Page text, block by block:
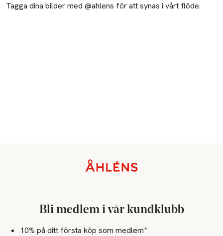
Tagga dina bilder med @ahlens för att synas i vårt flöde.
Bli medlem i vår kundklubb
10% på ditt första köp som medlem*